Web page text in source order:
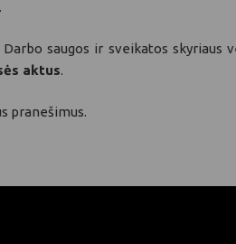
.
saugos ir sveikatos skyriaus
aktus.
pranešimus.